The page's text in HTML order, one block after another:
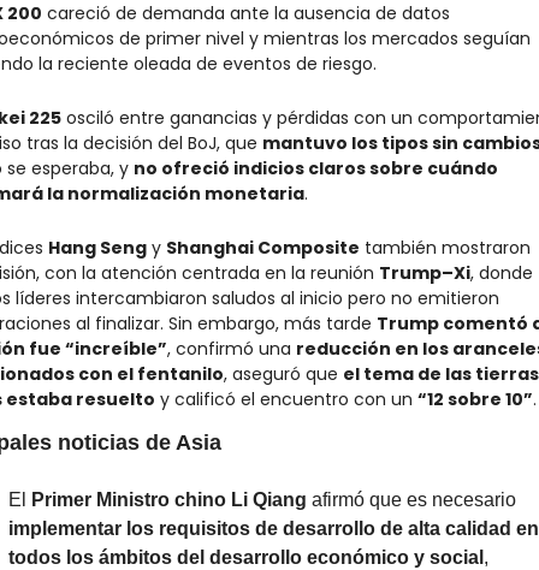
200 careció de demanda ante la ausencia de datos
de primer nivel y mientras los mercados seguían
la reciente oleada de eventos de riesgo.
225 osciló entre ganancias y pérdidas con un
tras la decisión del BoJ, que mantuvo los tipos sin
esperaba, y no ofreció indicios claros sobre cuándo
la normalización monetaria.
Hang Seng y Shanghai Composite también mostraron
con la atención centrada en la reunión Trump–Xi, donde
líderes intercambiaron saludos al inicio pero no emitieron
al finalizar. Sin embargo, más tarde Trump comentó
fue “increíble”, confirmó una reducción en los
con el fentanilo, aseguró que el tema de las tierras
estaba resuelto y calificó el encuentro con un “12 sobre 10”.
noticias de Asia
El Primer Ministro chino Li Qiang
afirmó que es necesario
implementar los requisitos de desarrollo de alta calidad en
todos los ámbitos del desarrollo económico y social ,